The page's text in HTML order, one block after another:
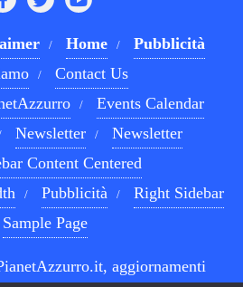
Home
Pubblicità
Contact Us
Events Calendar
Newsletter
Newsletter
Content Centered
Pubblicità
Right Sidebar
Sample Page
aggiornamenti